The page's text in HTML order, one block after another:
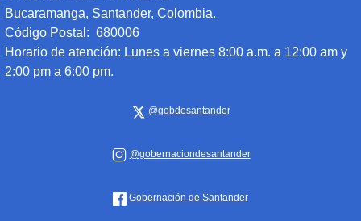
Bucaramanga, Santander, Colombia.
Código Postal: 680006
Horario de atención: Lunes a viernes 8:00 a.m. a 12:00 am y
2:00 pm a 6:00 pm.
@gobdesantander
@gobernaciondesantander
Gobernación de Santander